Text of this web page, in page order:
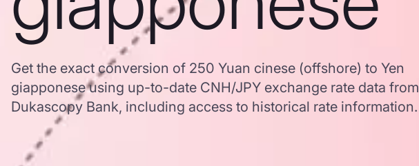
Get the exact conversion of 250 Yuan cinese (offshore) to Yen
giapponese using up-to-date CNH/JPY exchange rate data from
Dukascopy Bank, including access to historical rate information.